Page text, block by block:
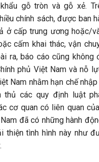
gỗ tròn và gỗ xẻ.
chính sách, được ban
ở cấp trung ương hoặc/
cấm khai thác, vận
ra, báo cáo cũng không
phủ Việt Nam và nỗ
Nam nhằm hạn chế
thủ các quy định luật
cơ quan có liên quan
đã có những hành
thiện tình hình này như